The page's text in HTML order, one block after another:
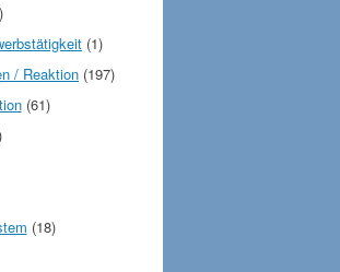
(1)
/ Reaktion (197)
(61)
(18)